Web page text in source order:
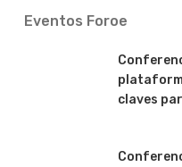
Eventos Foroe
claves